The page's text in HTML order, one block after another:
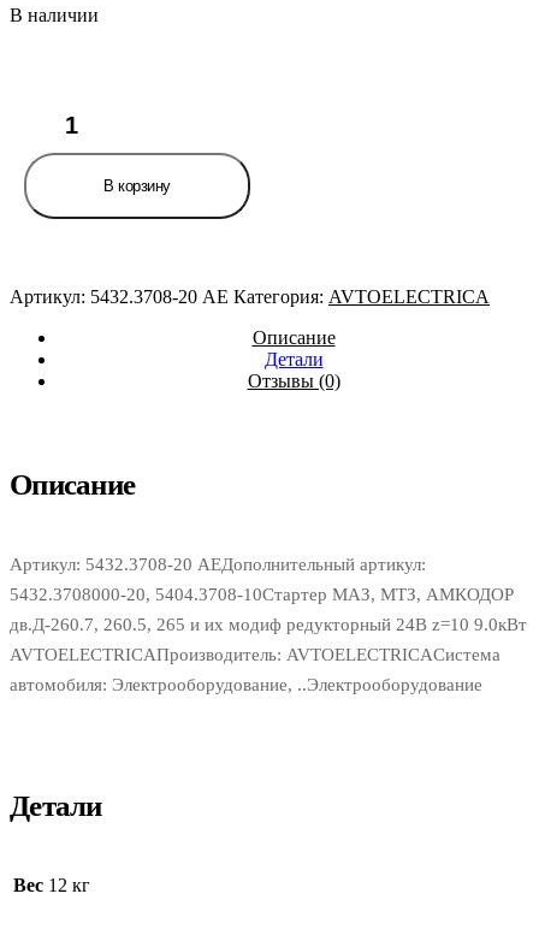
В наличии
Стартер
МАЗ,
МТЗ,
АМКОДОР
и
модиф
редукторный
24В
В корзину
Артикул: 5432.3708-20 AE Категория: AVTOELECTRICA
Описание
Детали
Отзывы (0)
Описание
Артикул: 5432.3708-20 AEДополнительный артикул:
5432.3708000-20, 5404.3708-10Стартер МАЗ, МТЗ, АМКОДОР
дв.Д-260.7, 260.5, 265 и их модиф редукторный 24В z=10 9.0кВт
AVTOELECTRICAПроизводитель: AVTOELECTRICAСистема
автомобиля: Электрооборудование, ..Электрооборудование
Детали
Вес 12 кг